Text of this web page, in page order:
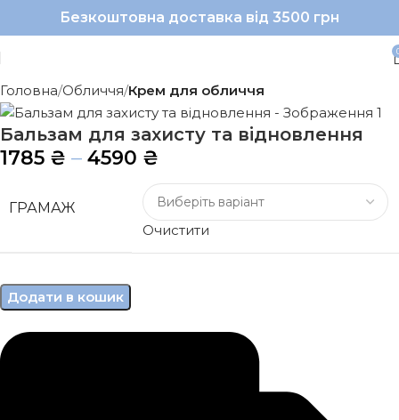
Безкоштовна доставка від 3500 грн
Головна Обличчя Крем для обличчя
Бальзам для захисту та відновлення
1785 ₴ – 4590 ₴
ГРАМАЖ
Очистити
Додати в кошик